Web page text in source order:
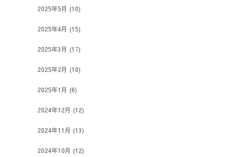
2025年5月 (10)
2025年4月 (15)
2025年3月 (17)
2025年2月 (10)
2025年1月 (6)
2024年12月 (12)
2024年11月 (13)
2024年10月 (12)